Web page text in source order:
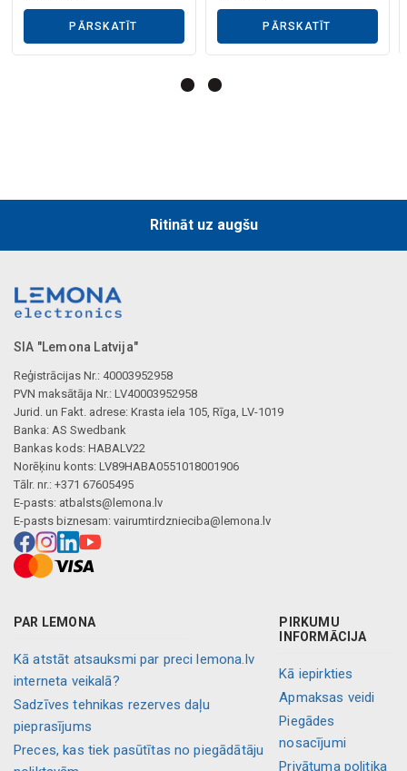
Mākslīgā intelekta apraksts
PĀRSKATĪT PĀRSKATĪT
Ritināt uz augšu
SIA "Lemona Latvija"
Reģistrācijas Nr.: 40003952958
PVN maksātāja Nr.: LV40003952958
Jurid. un Fakt. adrese: Krasta iela 105, Rīga, LV-1019
Banka: AS Swedbank
Bankas kods: HABALV22
Norēķinu konts: LV89HABA0551018001906
Tālr. nr.: +371 67605495
E-pasts: atbalsts@lemona.lv
E-pasts biznesam: vairumtirdznieciba@lemona.lv
PAR LEMONA
Kā atstāt atsauksmi par preci lemona.lv
interneta veikalā?
Sadzīves tehnikas rezerves daļu
pieprasījums
Preces, kas tiek pasūtītas no piegādātāju
PIRKUMU
INFORMĀCIJA
Kā iepirkties
Apmaksas veidi
Piegādes
nosacījumi
Privātuma politika